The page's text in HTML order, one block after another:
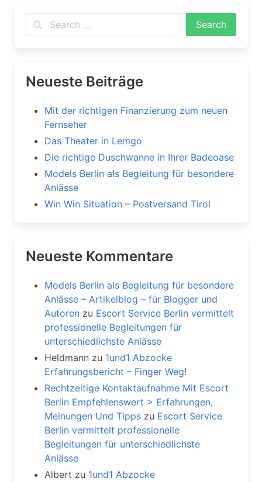
Neueste Beiträge
Mit der richtigen Finanzierung zum neuen
Fernseher
Das Theater in Lemgo
Die richtige Duschwanne in Ihrer Badeoase
Models Berlin als Begleitung für besondere
Anlässe
Win Win Situation – Postversand Tirol
Neueste Kommentare
Models Berlin als Begleitung für besondere
Anlässe – Artikelblog – für Blogger und
Autoren zu Escort Service Berlin vermittelt
professionelle Begleitungen für
unterschiedlichste Anlässe
Heldmann zu 1und1 Abzocke
Erfahrungsbericht – Finger Weg!
Rechtzeitige Kontaktaufnahme Mit Escort
Berlin Empfehlenswert > Erfahrungen,
Meinungen Und Tipps zu Escort Service
Berlin vermittelt professionelle
Begleitungen für unterschiedlichste
Anlässe
Albert zu 1und1 Abzocke